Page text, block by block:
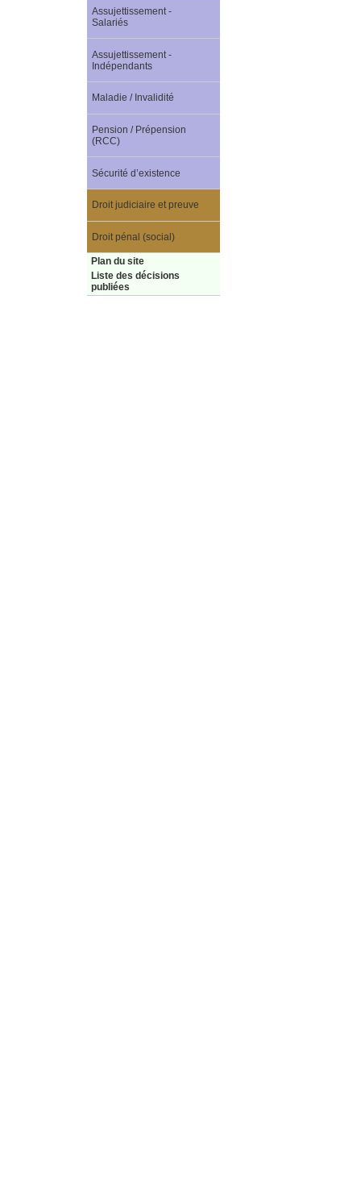
Assujettissement -
Salariés
Assujettissement -
Indépendants
Maladie / Invalidité
Pension / Prépension
(RCC)
Sécurité d’existence
Droit judiciaire et preuve
Droit pénal (social)
Plan du site
Liste des décisions
publiées